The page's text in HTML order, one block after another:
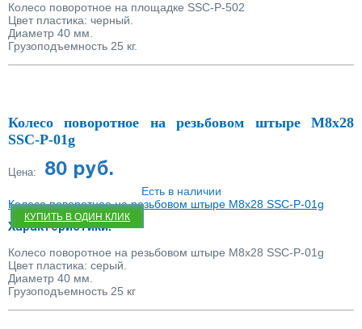
Колесо поворотное на площадке SSC-P-502
Цвет пластика: черный.
Диаметр 40 мм.
Грузоподъемность 25 кг.
Колесо поворотное на резьбовом штыре М8х28
SSC-P-01g
Цена: 80 руб.
КУПИТЬ В ОДИН КЛИК
Есть в наличии
Колесо поворотное на резьбовом штыре М8х28 SSC-P-01g
Характеристики:
Колесо поворотное на резьбовом штыре М8х28 SSC-P-01g
Цвет пластика: серый.
Диаметр 40 мм.
Грузоподъемность 25 кг